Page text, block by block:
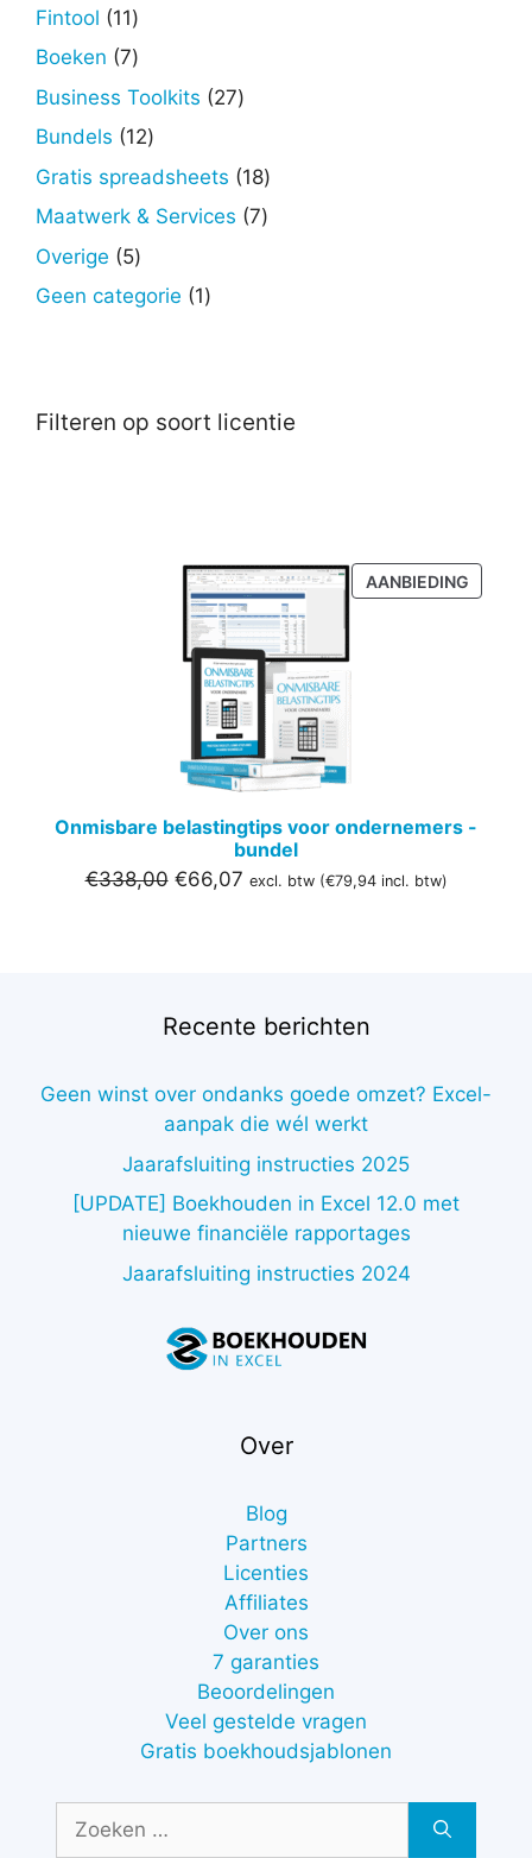
Fintool 1111
producten
Boeken 77
producten
Business Toolkits 2727
Bundels 1212
producten
Gratis spreadsheets 1818
producten
Maatwerk & Services 77
Overige 55
producten
Geen categorie 11
Filteren op soort licentie
AANBIEDING
IN
Onmisbare belastingtips voor ondernemers -
bundel
€338,00 Oorspronkelijke
€66,07Huidige
excl. btw (€79,94incl. btw)
Recente berichten
Geen winst over ondanks goede omzet? Excel-
aanpak die wél werkt
Jaarafsluiting instructies 2025
[UPDATE] Boekhouden in Excel 12.0 met
nieuwe financiële rapportages
Jaarafsluiting instructies 2024
Over
Blog
Partners
Licenties
Affiliates
Over ons
7 garanties
Beoordelingen
Veel gestelde vragen
Gratis boekhoudsjablonen
naar: